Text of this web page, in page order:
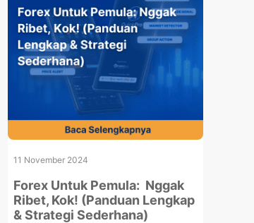
11 November 2024
Forex Untuk Pemula: Nggak
Ribet, Kok! (Panduan Lengkap
& Strategi Sederhana)